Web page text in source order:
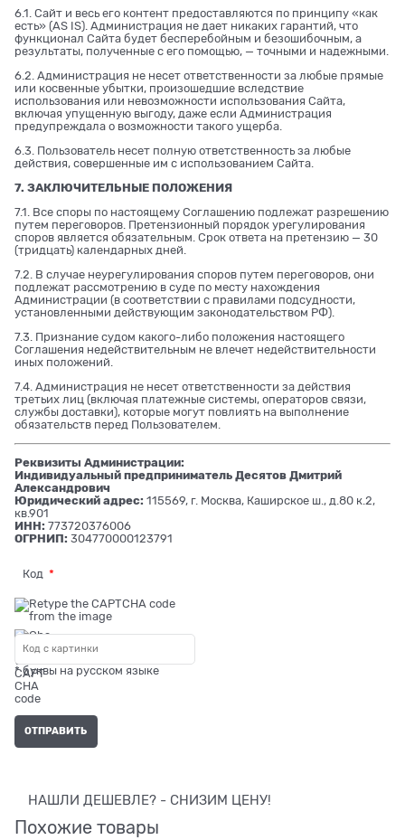
6.1. Сайт и весь его контент предоставляются по принципу «как
есть» (AS IS). Администрация не дает никаких гарантий, что
функционал Сайта будет бесперебойным и безошибочным, а
результаты, полученные с его помощью, — точными и надежными.
6.2. Администрация не несет ответственности за любые прямые
или косвенные убытки, произошедшие вследствие
использования или невозможности использования Сайта,
включая упущенную выгоду, даже если Администрация
предупреждала о возможности такого ущерба.
6.3. Пользователь несет полную ответственность за любые
действия, совершенные им с использованием Сайта.
7. ЗАКЛЮЧИТЕЛЬНЫЕ ПОЛОЖЕНИЯ
7.1. Все споры по настоящему Соглашению подлежат разрешению
путем переговоров. Претензионный порядок урегулирования
споров является обязательным. Срок ответа на претензию — 30
(тридцать) календарных дней.
7.2. В случае неурегулирования споров путем переговоров, они
подлежат рассмотрению в суде по месту нахождения
Администрации (в соответствии с правилами подсудности,
установленными действующим законодательством РФ).
7.3. Признание судом какого-либо положения настоящего
Соглашения недействительным не влечет недействительности
иных положений.
7.4. Администрация не несет ответственности за действия
третьих лиц (включая платежные системы, операторов связи,
службы доставки), которые могут повлиять на выполнение
обязательств перед Пользователем.
Реквизиты Администрации:
Индивидуальный предприниматель Десятов Дмитрий
Александрович
Юридический адрес: 115569, г. Москва, Каширское ш., д.80 к.2,
кв.901
ИНН: 773720376006
ОГРНИП: 304770000123791
Код
* буквы на русском языке
НАШЛИ ДЕШЕВЛЕ? - СНИЗИМ ЦЕНУ!
Похожие товары